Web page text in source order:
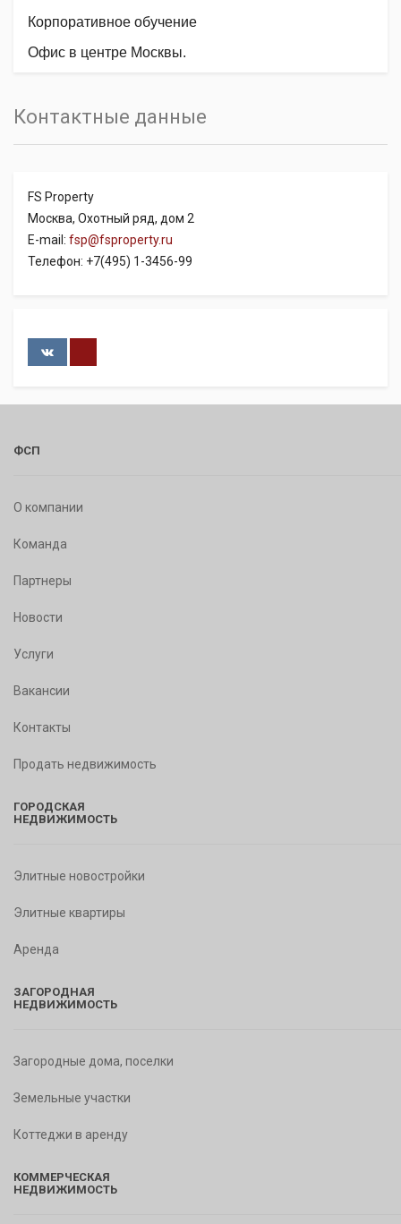
Корпоративное обучение
Офис в центре Москвы.
Контактные данные
FS Property
Москва, Охотный ряд, дом 2
E-mail: fsp@fsproperty.ru
Телефон: +7(495) 1-3456-99
ФСП
О компании
Команда
Партнеры
Новости
Услуги
Вакансии
Контакты
Продать недвижимость
ГОРОДСКАЯ
НЕДВИЖИМОСТЬ
Элитные новостройки
Элитные квартиры
Аренда
ЗАГОРОДНАЯ
НЕДВИЖИМОСТЬ
Загородные дома, поселки
Земельные участки
Коттеджи в аренду
КОММЕРЧЕСКАЯ
НЕДВИЖИМОСТЬ